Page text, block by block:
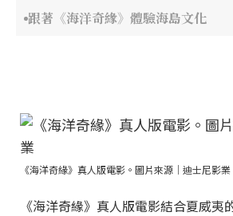
跟著《海洋奇緣》體驗海島文化
《海洋奇緣》真人版電影。圖片來源｜迪士尼影業
《海洋奇緣》真人版電影結合夏威夷